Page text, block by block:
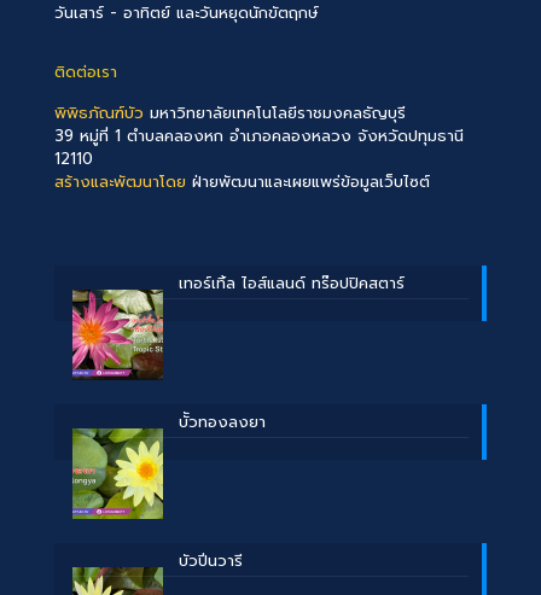
วันเสาร์ - อาทิตย์ และวันหยุดนักขัตฤกษ์
ติดต่อเรา
พิพิธภัณฑ์บัว มหาวิทยาลัยเทคโนโลยีราชมงคลธัญบุรี
39 หมู่ที่ 1 ตำบลคลองหก อำเภอคลองหลวง จังหวัดปทุมธานี
12110
สร้างและพัฒนาโดย ฝ่ายพัฒนาและเผยแพร่ข้อมูลเว็บไซต์
เทอร์เทิ้ล ไอส์แลนด์ ทร๊อปปิคสตาร์
บััวทองลงยา
บัวปิ่นวารี